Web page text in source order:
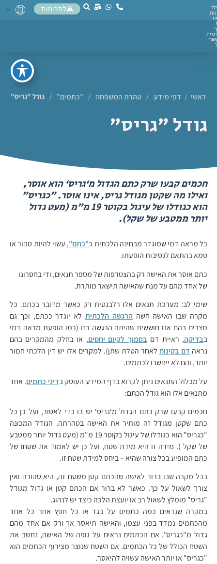
לתרומות
ראשי / דפי מידע / טהרת המשפחה / "כתמים" / גודל "גריס"
גודל "גריס"
חכמים קבעו שרק כתם הגדול מ‘גריס‘ הוא אוסר,
ואילו מה שקטן מגודל גריס, אינו אוסר. "כגריס"
הוא כגודלו של עיגול בקוטר 19 מ"מ (מעט גדול
יותר ממטבע של שקל).
כל מראה דמי שמוגדר מבחינה הלכתית כ"כתם", עשוי להיות טהור או
טמא בהתאם לנסיבות הופעתו.
כתם אוסר את האישה רק בהצטרפות של מספר תנאים, ודי בחסרונו
של אחד מהם על מנת שהאישה תישאר מותרת.
שימי לב: מערכת תנאים אלו רלבנטית רק כאשר מדובר בכתם. כל
מקרה שבו האישה חשה הרגשה הלכתית לא יוגדר ככתם, וכך גם
מצבים בהם אנו חוששים שהיתה הרגשה כזו (כמו הופעת מראה דמי
בבדיקה, ראיית דם בסמוך לקיום יחסים, או בחלק מהמקרים בהם
נראה דם בקינוח לאחר הטלת שתן). למקרים אלו יש דין הלכתי חמור
יותר, והם לא ייחשבו לכתמים.
על מכלול התנאים ניתן לקרוא בדף המידע העוסק בדיני כתמים. אחד
מתנאים אלו הוא גודל הכתם:
חכמים קבעו שרק כתם הגדול מ‘גריס‘ יש בו כדי לאסור, ועל כן כל
כתם שקטן מגודל זה מותיר את האישה בטהרתה. הגודל המכונה
"כגריס" הוא כגודלו של עיגול בקוטר 19 מ"מ (מעט גדול יותר ממטבע
של שקל ). מידה זו היא מידת שטח, ועל כן יש לאמוד את שטחו של
כתם המופיע בכל צורה שהיא – ביחס למידת שטח זו.
בכל מקרה שבו ברור לאישה שהכתם קטן משטח זה, היא טהורה ואין
צורך לשאול על כך. כאשר לא ברור אם הכתם קטן או גדול מגודל
"גריס" מומלץ לשאול רב או יועצת הלכה כיצד יש לנהוג.
במקרה שנראים כמה כתמים על בגד או כל חפץ אחר כל אחד
מהכתמים נמדד בפני עצמו, והאישה תיאסר אך ורק אם אחד מהם
גדול מ"כגריס". אם הכתמים נראים על גופה של האישה, נחשב את
השטח הכולל של כל הכתמים. אם השטח שנוצר מצירוף הכתמים הוא
"כגריס" או יותר האישה עשויה להיאסר.